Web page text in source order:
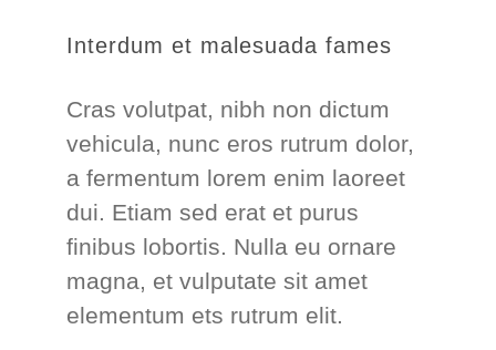
Interdum et malesuada fames
Cras volutpat, nibh non dictum
vehicula, nunc eros rutrum dolor,
a fermentum lorem enim laoreet
dui. Etiam sed erat et purus
finibus lobortis. Nulla eu ornare
magna, et vulputate sit amet
elementum ets rutrum elit.